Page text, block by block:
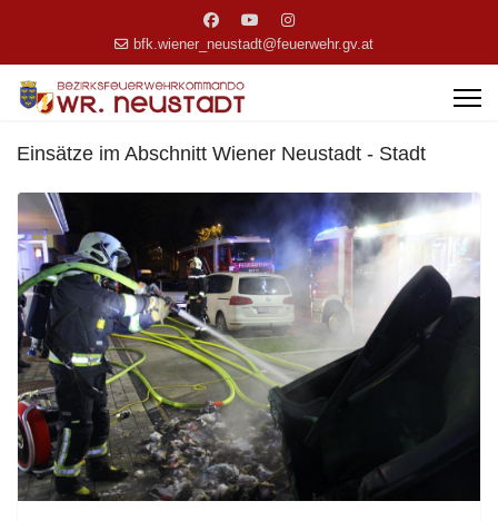
bfk.wiener_neustadt@feuerwehr.gv.at
Einsätze im Abschnitt Wiener Neustadt - Stadt